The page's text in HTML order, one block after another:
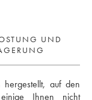
UND
auf den
Ihnen nicht